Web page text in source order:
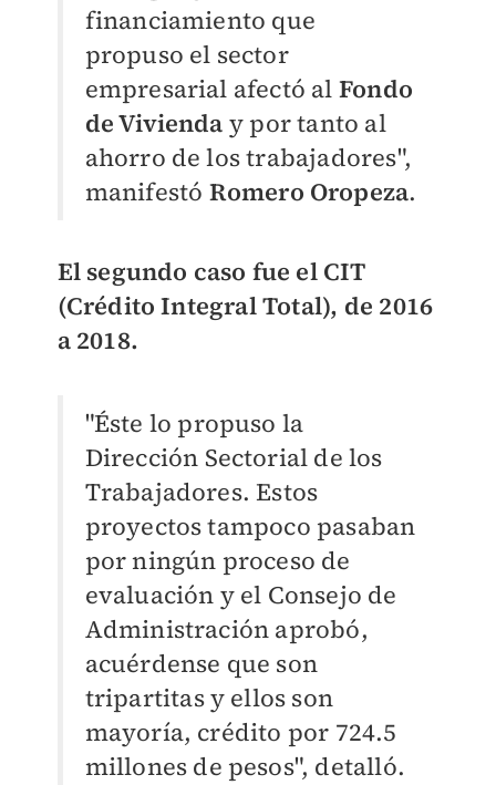
financiamiento que
propuso el sector
empresarial afectó al Fondo
de Vivienda y por tanto al
ahorro de los trabajadores",
manifestó Romero Oropeza.
El segundo caso fue el CIT
(Crédito Integral Total), de 2016
a 2018.
"Éste lo propuso la
Dirección Sectorial de los
Trabajadores. Estos
proyectos tampoco pasaban
por ningún proceso de
evaluación y el Consejo de
Administración aprobó,
acuérdense que son
tripartitas y ellos son
mayoría, crédito por 724.5
millones de pesos", detalló.